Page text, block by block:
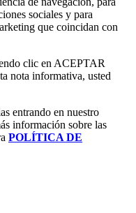
sociales y para
que coincidan con
clic en ACEPTAR
nota informativa, usted
entrando en nuestro
información sobre las
POLÍTICA DE